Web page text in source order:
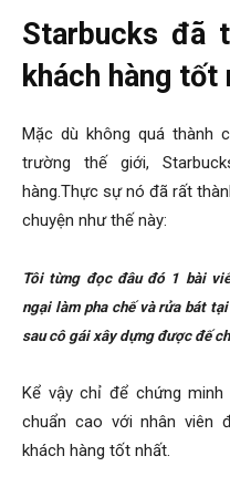
Starbucks đã
khách hàng tốt
Mặc dù không quá thành
trường thế giới,
hàng.Thực sự nó đã rất
chuyện như thế này:
Tôi từng đọc đâu đó 1 bài
ngại làm pha chế và rửa bát
sau cô gái xây dựng được đế
Kể vậy chỉ để chứng
chuẩn cao với nhân viên
khách hàng tốt nhất.